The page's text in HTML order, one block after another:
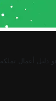
دليل أعمال